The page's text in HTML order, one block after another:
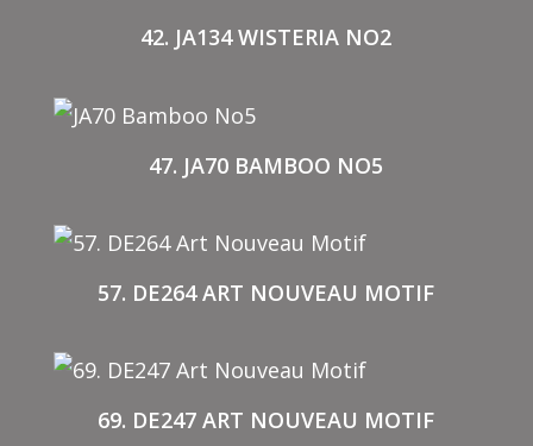
42. JA134 WISTERIA NO2
47. JA70 BAMBOO NO5
57. DE264 ART NOUVEAU MOTIF
69. DE247 ART NOUVEAU MOTIF